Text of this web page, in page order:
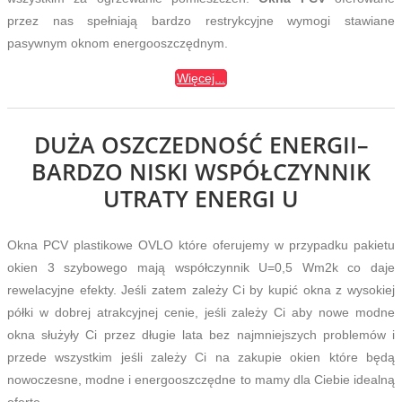
przez nas spełniają bardzo restrykcyjne wymogi stawiane
pasywnym oknom energooszczędnym.
Więcej...
DUŻA OSZCZEDNOŚĆ ENERGII–
BARDZO NISKI WSPÓŁCZYNNIK
UTRATY ENERGI U
Okna PCV plastikowe OVLO które oferujemy w przypadku pakietu
okien 3 szybowego mają współczynnik U=0,5 Wm2k co daje
rewelacyjne efekty. Jeśli zatem zależy Ci by kupić okna z wysokiej
półki w dobrej atrakcyjnej cenie, jeśli zależy Ci aby nowe modne
okna służyły Ci przez długie lata bez najmniejszych problemów i
przede wszystkim jeśli zależy Ci na zakupie okien które będą
nowoczesne, modne i energooszczędne to mamy dla Ciebie idealną